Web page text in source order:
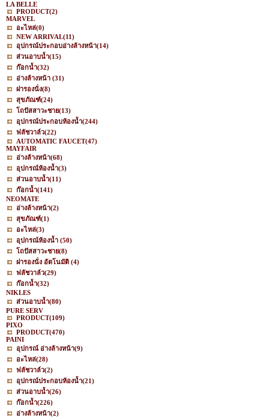
LA BELLE
PRODUCT(2)
MARVEL
อะไหล่(0)
NEW ARRIVAL(11)
อุปกรณ์ประกอบอ่างล้างหน้า(14)
ส่วนอาบน้ำ(15)
ก๊อกน้ำ(32)
อ่างล้างหน้า (31)
ฝารองนั่ง(8)
สุขภัณฑ์(24)
โถปัสสาวะชาย(13)
อุปกรณ์ประกอบห้องน้ำ(244)
ฟลัชวาล์ว(22)
AUTOMATIC FAUCET(47)
MAYFAIR
อ่างล้างหน้า(68)
อุปกรณ์ห้องน้ำ(3)
ส่วนอาบน้ำ(11)
ก๊อกน้ำ(141)
NEOMATE
อ่างล้างหน้า(2)
สุขภัณฑ์(1)
อะไหล่(3)
อุปกรณ์ห้องน้ำ (50)
โถปัสสาวะชาย(8)
ฝารองนั่ง อัตโนมัติ (4)
ฟลัชวาล์ว(29)
ก๊อกน้ำ(32)
NIKLES
ส่วนอาบน้ำ(80)
PURE SERV
PRODUCT(109)
PIXO
PRODUCT(470)
PAINI
อุปกรณ์ อ่างล้างหน้า(9)
อะไหล่(28)
ฟลัชวาล์ว(2)
อุปกรณ์ประกอบห้องน้ำ(21)
ส่วนอาบน้ำ(26)
ก๊อกน้ำ(226)
อ่างล้างหน้า(2)